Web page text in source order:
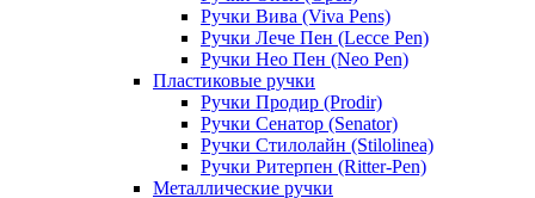
Ручки Вива (Viva Pens)
Ручки Лече Пен (Lecce Pen)
Ручки Нео Пен (Neo Pen)
Пластиковые ручки
Ручки Продир (Prodir)
Ручки Сенатор (Senator)
Ручки Стилолайн (Stilolinea)
Ручки Ритерпен (Ritter-Pen)
Металлические ручки